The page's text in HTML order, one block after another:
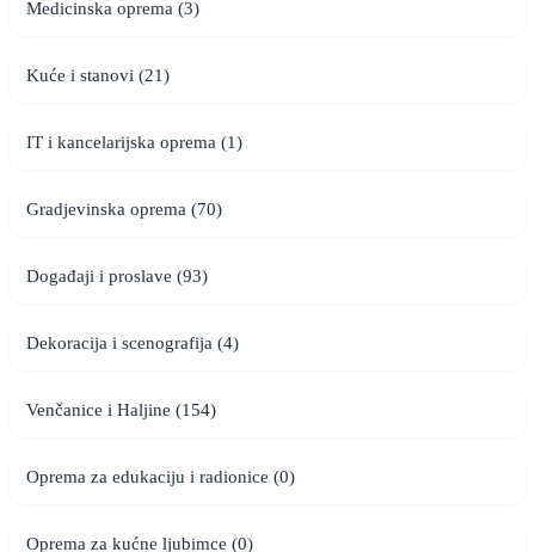
Medicinska oprema (3)
Kuće i stanovi (21)
IT i kancelarijska oprema (1)
Gradjevinska oprema (70)
Događaji i proslave (93)
Dekoracija i scenografija (4)
Venčanice i Haljine (154)
Oprema za edukaciju i radionice (0)
Oprema za kućne ljubimce (0)